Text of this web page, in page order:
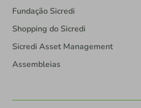
Fundação Sicredi
Shopping do Sicredi
Sicredi Asset Management
Assembleias